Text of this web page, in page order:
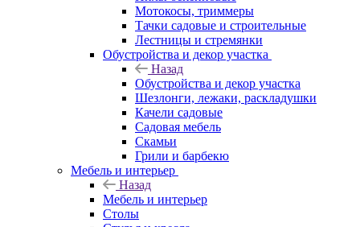
Мотокосы, триммеры
Тачки садовые и строительные
Лестницы и стремянки
Обустройства и декор участка
Назад
Обустройства и декор участка
Шезлонги, лежаки, раскладушки
Качели садовые
Садовая мебель
Скамьи
Грили и барбекю
Мебель и интерьер
Назад
Мебель и интерьер
Столы